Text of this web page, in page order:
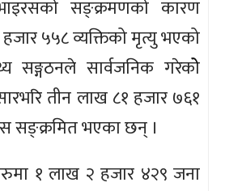
सङ्क्रमणको कारण
हजार ५५८ व्यक्तिको मृत्यु भएको
सङ्गठनले सार्वजनिक गरेकोे
तीन लाख ८१ हजार ७६१
सङ्क्रमित भएका छन् ।
१ लाख २ हजार ४२९ जना